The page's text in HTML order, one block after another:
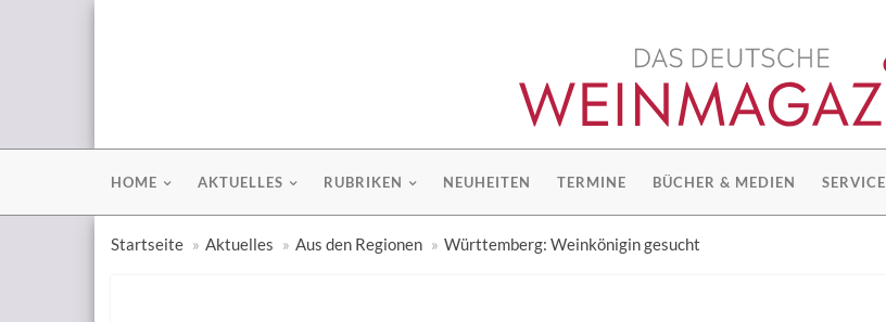
HOME AKTUELLES RUBRIKEN NEUHEITEN TERMINE BÜCHER & MEDIEN SERVICE
Startseite Aktuelles Aus den Regionen Württemberg: Weinkönigin gesucht